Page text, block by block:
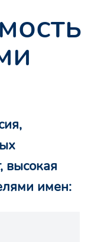
высокая
имен: